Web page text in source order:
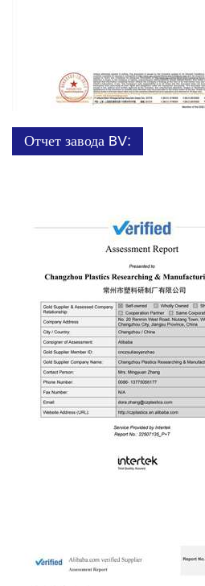
Отчет завода BV: